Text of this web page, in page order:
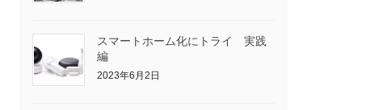
スマートホーム化にトライ 実践
編
2023年6月2日